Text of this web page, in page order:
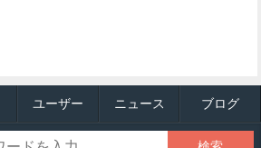
ユーザー ニュース ブログ